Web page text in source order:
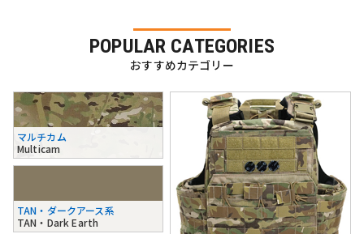
POPULAR CATEGORIES
おすすめカテゴリー
マルチカム
Multicam
TAN・ダークアース系
TAN・Dark Earth